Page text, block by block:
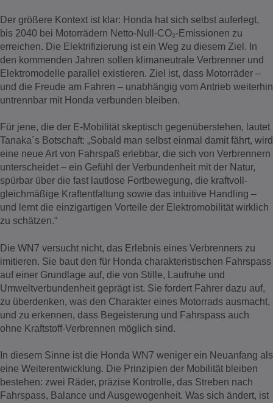
Der größere Kontext ist klar: Honda hat sich selbst auferlegt,
bis 2040 bei Motorrädern Netto-Null-CO₂-Emissionen zu
erreichen. Die Elektrifizierung ist ein Weg zu diesem Ziel. In
den kommenden Jahren sollen klimaneutrale Verbrenner und
Elektromodelle parallel existieren. Ziel ist, dass Motorräder –
und die Freude am Fahren – unabhängig vom Antrieb weiterhin
untrennbar mit Honda verbunden bleiben.
Für jene, die der E-Mobilität skeptisch gegenüberstehen, lautet
Tanaka´s Botschaft: „Sobald man selbst einmal damit fährt, wird
eine neue Art von Fahrspaß erlebbar, die sich von Verbrennern
unterscheidet – ein Gefühl der Verbundenheit mit der Natur,
spürbar über die fast lautlose Fortbewegung, die kraftvoll-
gleichmäßige Kraftentfaltung sowie das intuitive Handling –
und lernt die einzigartigen Vorteile der Elektromobilität wirklich
zu schätzen.“
Die WN7 versucht nicht, das Erlebnis eines Verbrenners zu
imitieren. Sie baut den für Honda charakteristischen Fahrspass
auf einer Grundlage auf, die von Stille, Laufruhe und
Umweltverbundenheit geprägt ist. Sie fordert Fahrer dazu auf,
zu überdenken, was den Charakter eines Motorrads ausmacht,
und zu erkennen, dass Begeisterung und Fahrspass auch
ohne Kraftstoff-Verbrennen möglich sind.
In diesem Sinne ist die Honda WN7 weniger ein Neuanfang als
eine Weiterentwicklung. Die Prinzipien der Mobilität bleiben
bestehen: zwei Räder, präzise Kontrolle, das Streben nach
Fahrspass, Balance und Ausgewogenheit. Was sich ändert, ist